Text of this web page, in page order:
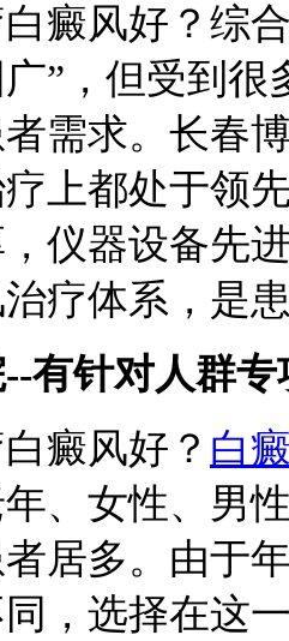
癜风好？综
”，但受到
需求。长春
上都处于领
仪器设备先
疗体系，是
有针对人群
癜风好？ 白
、女性、男
居多。由于
，选择在这